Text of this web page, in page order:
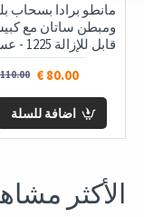
مانطو برادا بسحاب
ومبطن ساتان مع
قابل للإزالة 1225 - عسلي
80.00 €
110.00 €
اضافة للسلة
الأكثر